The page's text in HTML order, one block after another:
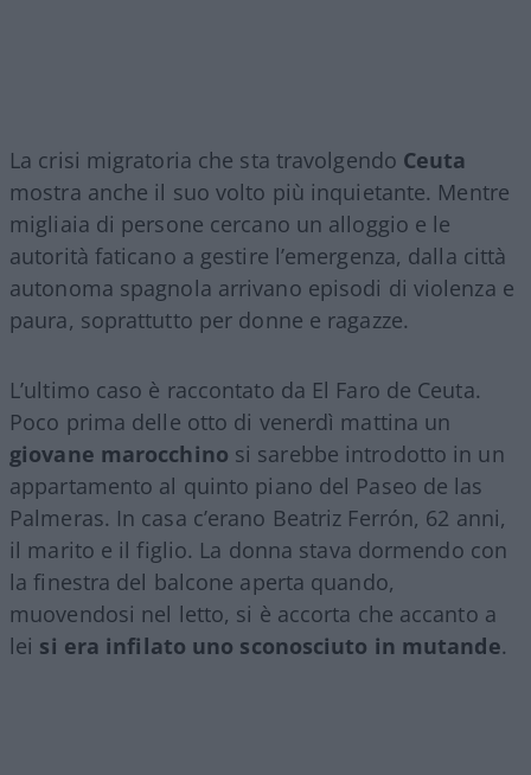
La crisi migratoria che sta travolgendo Ceuta
mostra anche il suo volto più inquietante. Mentre
migliaia di persone cercano un alloggio e le
autorità faticano a gestire l’emergenza, dalla città
autonoma spagnola arrivano episodi di violenza e
paura, soprattutto per donne e ragazze.
L’ultimo caso è raccontato da El Faro de Ceuta.
Poco prima delle otto di venerdì mattina un
giovane marocchino si sarebbe introdotto in un
appartamento al quinto piano del Paseo de las
Palmeras. In casa c’erano Beatriz Ferrón, 62 anni,
il marito e il figlio. La donna stava dormendo con
la finestra del balcone aperta quando,
muovendosi nel letto, si è accorta che accanto a
lei si era infilato uno sconosciuto in mutande.